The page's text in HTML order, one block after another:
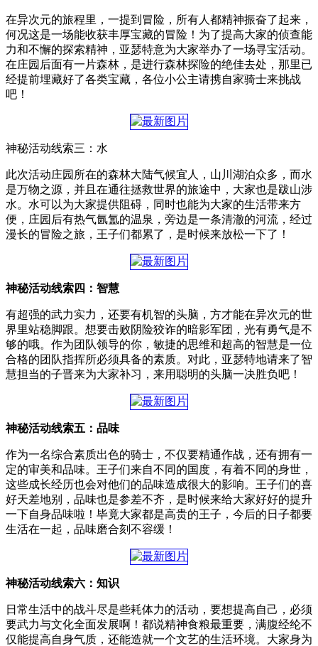
在异次元的旅程里，一提到冒险，所有人都精神振奋了起来，
何况这是一场能收获丰厚宝藏的冒险！为了提高大家的侦查能
力和不懈的探索精神，亚瑟特意为大家举办了一场寻宝活动。
在庄园后面有一片森林，是进行森林探险的绝佳去处，那里已
经提前埋藏好了各类宝藏，各位小公主请携自家骑士来挑战
吧！
神秘活动线索三：水
此次活动庄园所在的森林大陆气候宜人，山川湖泊众多，而水
是万物之源，并且在通往拯救世界的旅途中，大家也是跋山涉
水。水可以为大家提供阻碍，同时也能为大家的生活带来方
便，庄园后有热气氤氲的温泉，旁边是一条清澈的河流，经过
漫长的冒险之旅，王子们都累了，是时候来放松一下了！
神秘活动线索四：智慧
有超强的武力实力，还要有机智的头脑，方才能在异次元的世
界里站稳脚跟。想要击败阴险狡诈的暗影军团，光有勇气是不
够的哦。作为团队领导的你，敏捷的思维和超高的智慧是一位
合格的团队指挥所必须具备的素质。对此，亚瑟特地请来了智
慧担当的子晋来为大家补习，来用聪明的头脑一决胜负吧！
神秘活动线索五：品味
作为一名综合素质出色的骑士，不仅要精通作战，还有拥有一
定的审美和品味。王子们来自不同的国度，有着不同的身世，
这些成长经历也会对他们的品味造成很大的影响。王子们的喜
好天差地别，品味也是参差不齐，是时候来给大家好好的提升
一下自身品味啦！毕竟大家都是高贵的王子，今后的日子都要
生活在一起，品味磨合刻不容缓！
神秘活动线索六：知识
日常生活中的战斗尽是些耗体力的活动，要想提高自己，必须
要武力与文化全面发展啊！都说精神食粮最重要，满腹经纶不
仅能提高自身气质，还能造就一个文艺的生活环境。大家身为